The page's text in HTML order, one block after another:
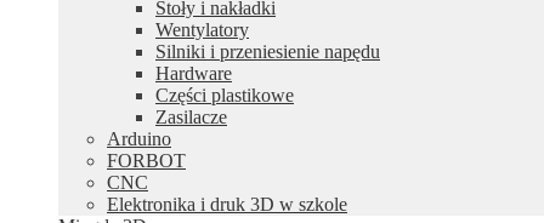
Stoły i nakładki
Wentylatory
Silniki i przeniesienie napędu
Hardware
Części plastikowe
Zasilacze
Arduino
FORBOT
CNC
Elektronika i druk 3D w szkole